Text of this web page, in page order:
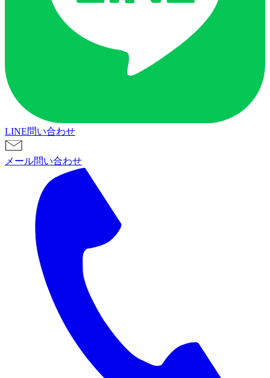
LINE問い合わせ
メール問い合わせ